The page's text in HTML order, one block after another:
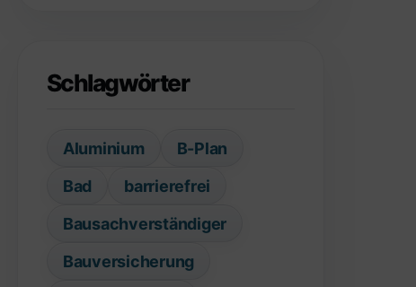
Schlagwörter
Aluminium
B-Plan
Bad
barrierefrei
Bausachverständiger
Bauversicherung